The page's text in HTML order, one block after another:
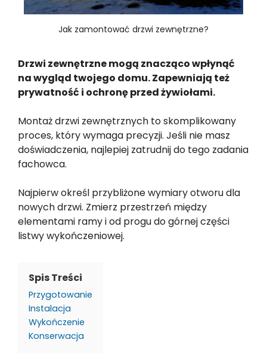
Jak zamontować drzwi zewnętrzne?
Drzwi zewnętrzne mogą znacząco wpłynąć
na wygląd twojego domu. Zapewniają też
prywatność i ochronę przed żywiołami.
Montaż drzwi zewnętrznych to skomplikowany
proces, który wymaga precyzji. Jeśli nie masz
doświadczenia, najlepiej zatrudnij do tego zadania
fachowca.
Najpierw określ przybliżone wymiary otworu dla
nowych drzwi. Zmierz przestrzeń między
elementami ramy i od progu do górnej części
listwy wykończeniowej.
Spis Treści
Przygotowanie
Instalacja
Wykończenie
Konserwacja